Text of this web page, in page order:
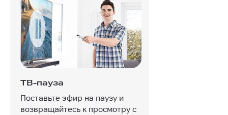
ТВ-пауза
Поставьте эфир на паузу и
возвращайтесь к просмотру с